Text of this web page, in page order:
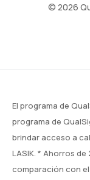
© 2026
El programa de
programa de
brindar acceso a
LASIK. * Ahorros de
comparación con